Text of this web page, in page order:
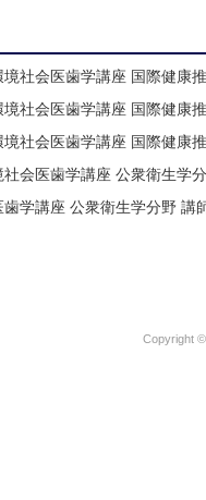
社会医歯学講座 国際健康
社会医歯学講座 国際健康
社会医歯学講座 国際健康
会医歯学講座 公衆衛生学
学講座 公衆衛生学分野 講
Copyright